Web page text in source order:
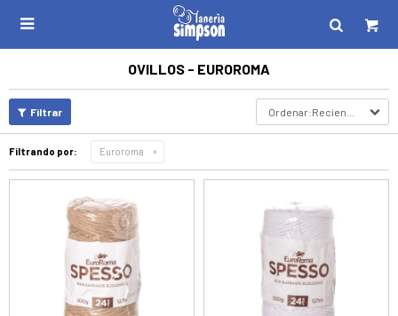

OVILLOS - EUROROMA
Recientes
Filtrando por: Euroroma